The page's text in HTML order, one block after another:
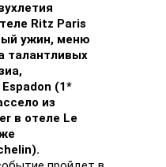
Ritz Paris
ужин, меню
талантливых
(1*
из
в отеле Le